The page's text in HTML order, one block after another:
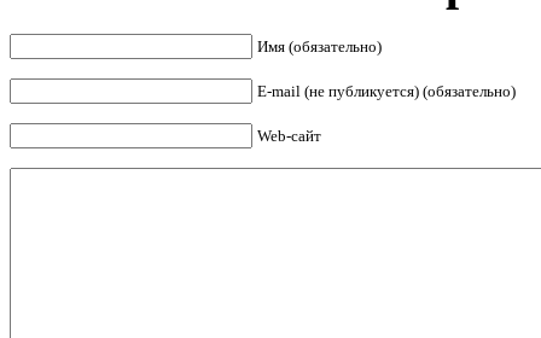
Имя (обязательно)
E-mail (не публикуется) (обязательно)
Web-сайт